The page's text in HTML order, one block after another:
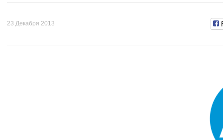
23 Декабря 2013